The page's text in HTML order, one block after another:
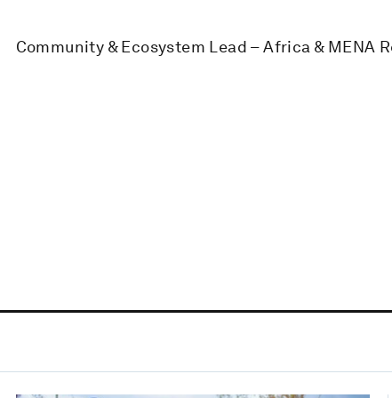
Community & Ecosystem Lead – Africa & MENA